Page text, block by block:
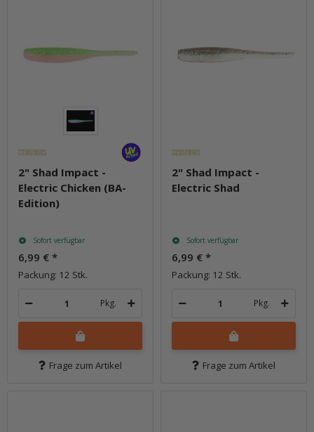
2" Shad Impact -
Electric Chicken (BA-
Edition)
Sofort verfügbar
6,99 € *
Packung: 12 Stk.
Pkg.
Frage zum Artikel
2" Shad Impact -
Electric Shad
Sofort verfügbar
6,99 € *
Packung: 12 Stk.
Pkg.
Frage zum Artikel